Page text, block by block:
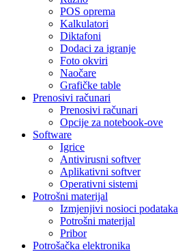
POS oprema
Kalkulatori
Diktafoni
Dodaci za igranje
Foto okviri
Naočare
Grafičke table
Prenosivi računari
Prenosivi računari
Opcije za notebook-ove
Software
Igrice
Antivirusni softver
Aplikativni softver
Operativni sistemi
Potrošni materijal
Izmjenjivi nosioci podataka
Potrošni materijal
Pribor
Potrošačka elektronika